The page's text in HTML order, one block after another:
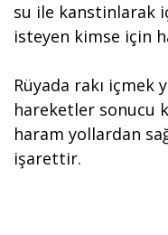
su ile kanstinlarak
isteyen kimse için
Rüyada rakı içmek
hareketler sonucu
haram yollardan
işarettir.